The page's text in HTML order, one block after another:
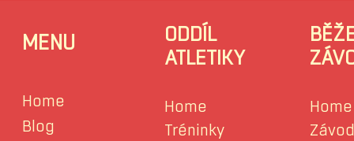
MENU
Home
Blog
ODDÍL
ATLETIKY
Home
Tréninky
Home